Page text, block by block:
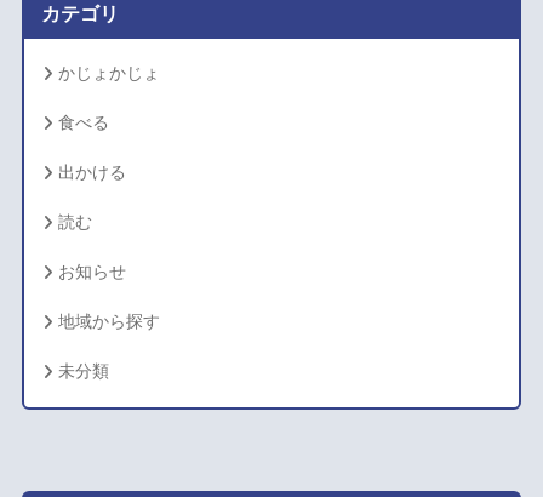
カテゴリ
かじょかじょ
食べる
出かける
読む
お知らせ
地域から探す
未分類